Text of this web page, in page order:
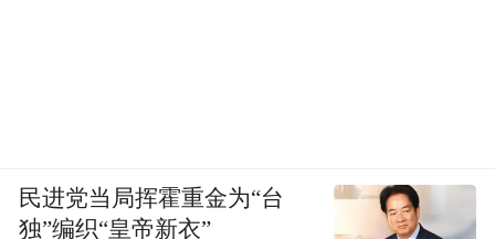
民进党当局挥霍重金为“台
独”编织“皇帝新衣”